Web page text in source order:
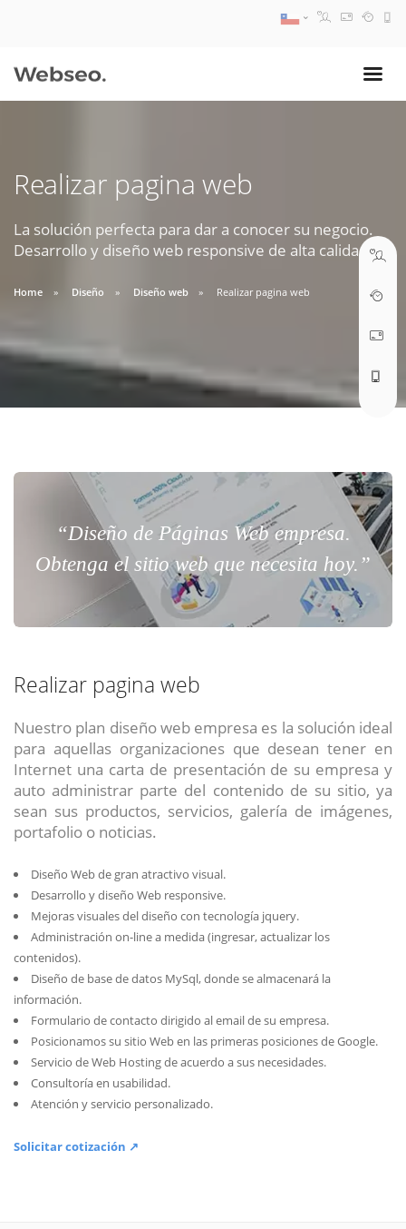
Realizar pagina web
La solución perfecta para dar a conocer su negocio.
Desarrollo y diseño web responsive de alta calidad.
Home Diseño Diseño web Realizar pagina web
“Diseño de Páginas Web empresa.
Obtenga el sitio web que necesita hoy.”
Realizar pagina web
Nuestro plan diseño web empresa es la solución ideal
para aquellas organizaciones que desean tener en
Internet una carta de presentación de su empresa y
auto administrar parte del contenido de su sitio, ya
sean sus productos, servicios, galería de imágenes,
portafolio o noticias.
Diseño Web de gran atractivo visual.
Desarrollo y diseño Web responsive.
Mejoras visuales del diseño con tecnología jquery.
Administración on-line a medida (ingresar, actualizar los
contenidos).
Diseño de base de datos MySql, donde se almacenará la
información.
Formulario de contacto dirigido al email de su empresa.
Posicionamos su sitio Web en las primeras posiciones de Google.
Servicio de Web Hosting de acuerdo a sus necesidades.
Consultoría en usabilidad.
Atención y servicio personalizado.
Solicitar cotización ↗
09:30 AM A 18:30 PM
soporte@webseo.cl